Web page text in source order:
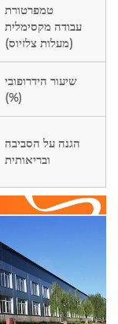
טמפרטורת
עבודה מקסימלית
(מעלות צלזיוס)
שיעור הידרופובי
(%)
הגנה על הסביבה
ובריאותית